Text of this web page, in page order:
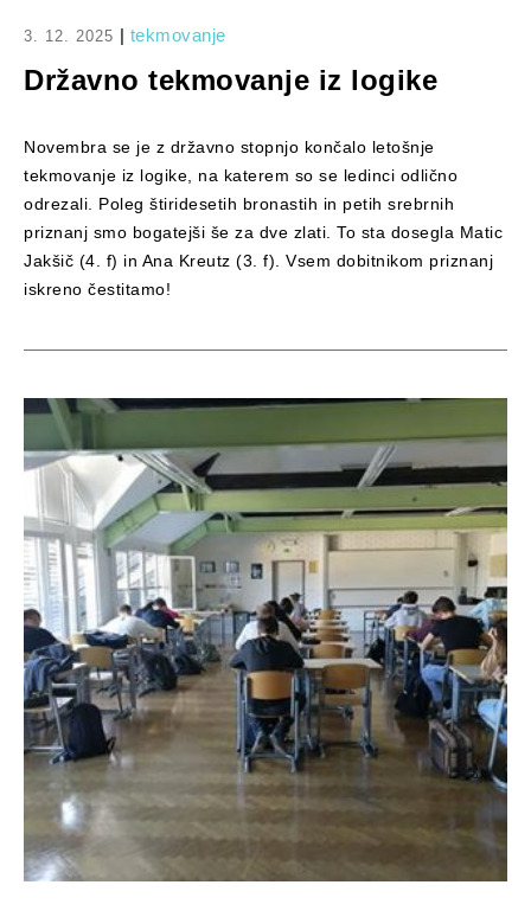
3. 12. 2025 | tekmovanje
Državno tekmovanje iz logike
Novembra se je z državno stopnjo končalo letošnje
tekmovanje iz logike, na katerem so se ledinci odlično
odrezali. Poleg štiridesetih bronastih in petih srebrnih
priznanj smo bogatejši še za dve zlati. To sta dosegla Matic
Jakšič (4. f) in Ana Kreutz (3. f). Vsem dobitnikom priznanj
iskreno čestitamo!